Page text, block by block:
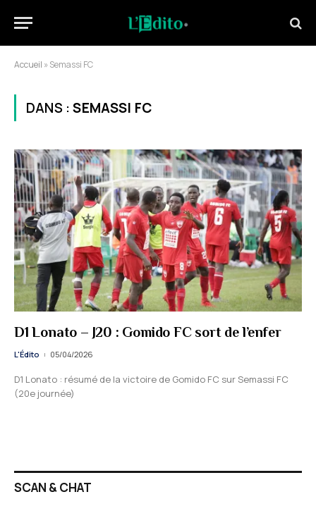
Accueil »Semassi FC
DANS :SEMASSI FC
D1 Lonato – J20 : Gomido FC sort de l’enfer
L'Édito 05/04/2026
D1 Lonato : résumé de la victoire de Gomido FC sur Semassi FC
(20e journée)
SCAN & CHAT